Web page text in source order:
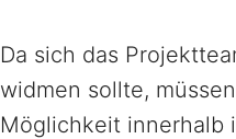
Da sich das
widmen sollte,
Möglichkeit innerhalb